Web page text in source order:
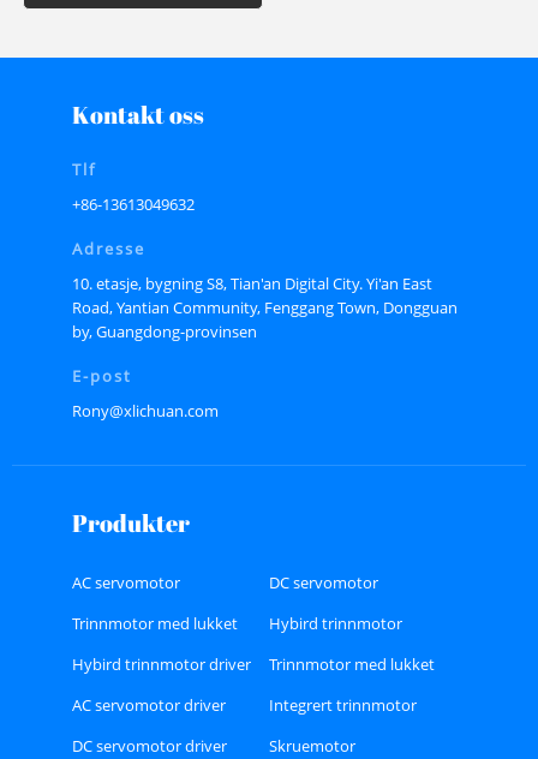
Kontakt oss
Tlf
+86-13613049632
Adresse
10. etasje, bygning S8, Tian'an Digital City. Yi'an East
Road, Yantian Community, Fenggang Town, Dongguan
by, Guangdong-provinsen
E-post
Rony@xlichuan.com
Produkter
AC servomotor
DC servomotor
Trinnmotor med lukket
sløyfe
Hybird trinnmotor
Hybird trinnmotor driver
Trinnmotor med lukket
sløyfe
AC servomotor driver
Integrert trinnmotor
DC servomotor driver
Skruemotor